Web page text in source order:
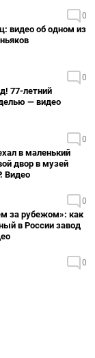
0
видео об одном из
0
77-летний
— видео
0
в маленький
двор в музей
Видео
0
за рубежом»: как
в России завод
0